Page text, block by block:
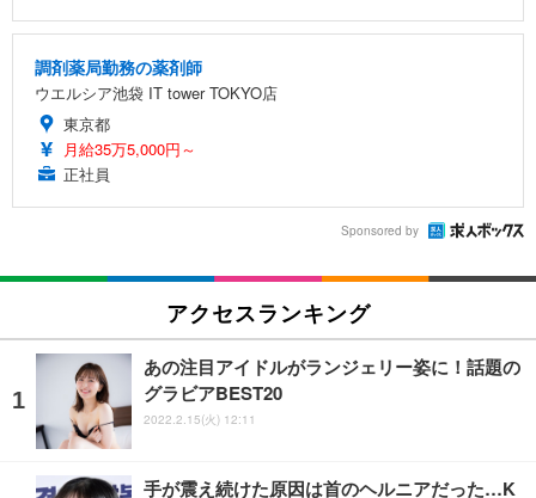
調剤薬局勤務の薬剤師
ウエルシア池袋 IT tower TOKYO店
東京都
月給35万5,000円～
正社員
Sponsored by
アクセスランキング
あの注目アイドルがランジェリー姿に！話題の
グラビアBEST20
2022.2.15(火) 12:11
手が震え続けた原因は首のヘルニアだった…K